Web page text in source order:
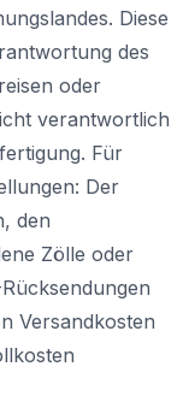
Diese
des
oder
verantwortlich
Für
Der
den
Zölle oder
Versandkosten